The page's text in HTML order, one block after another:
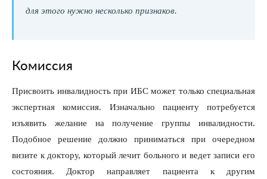
для этого нужно несколько признаков.
Комиссия
Присвоить инвалидность при ИБС может только специальная
экспертная комиссия. Изначально пациенту потребуется
изъявить желание на получение группы инвалидности.
Подобное решение должно приниматься при очередном
визите к доктору, который лечит больного и ведет записи его
состояния. Доктор направляет пациента к другим